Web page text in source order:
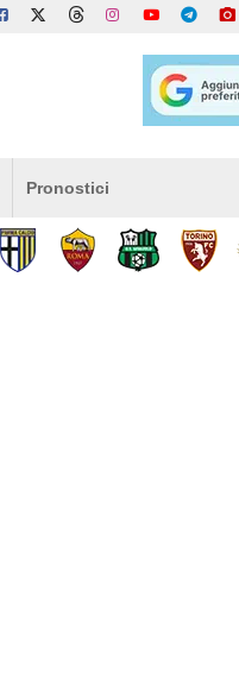
Pronostici